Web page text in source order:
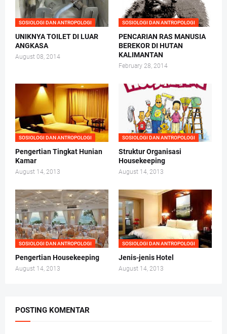
SOSIOLOGI DAN ANTROPOLOGI
UNIKNYA TOILET DI LUAR
ANGKASA
August 08, 2014
SOSIOLOGI DAN ANTROPOLOGI
PENCARIAN RAS MANUSIA
BEREKOR DI HUTAN
KALIMANTAN
February 28, 2014
SOSIOLOGI DAN ANTROPOLOGI
Pengertian Tingkat Hunian
Kamar
August 14, 2013
SOSIOLOGI DAN ANTROPOLOGI
Struktur Organisasi
Housekeeping
August 14, 2013
SOSIOLOGI DAN ANTROPOLOGI
Pengertian Housekeeping
August 14, 2013
SOSIOLOGI DAN ANTROPOLOGI
Jenis-jenis Hotel
August 14, 2013
POSTING KOMENTAR